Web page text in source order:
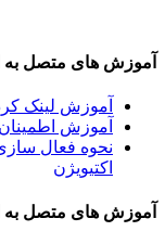
متصل به اکانت
لینک کردن اکانت
اطمینان از لینک
فعال سازی
متصل به اکانت